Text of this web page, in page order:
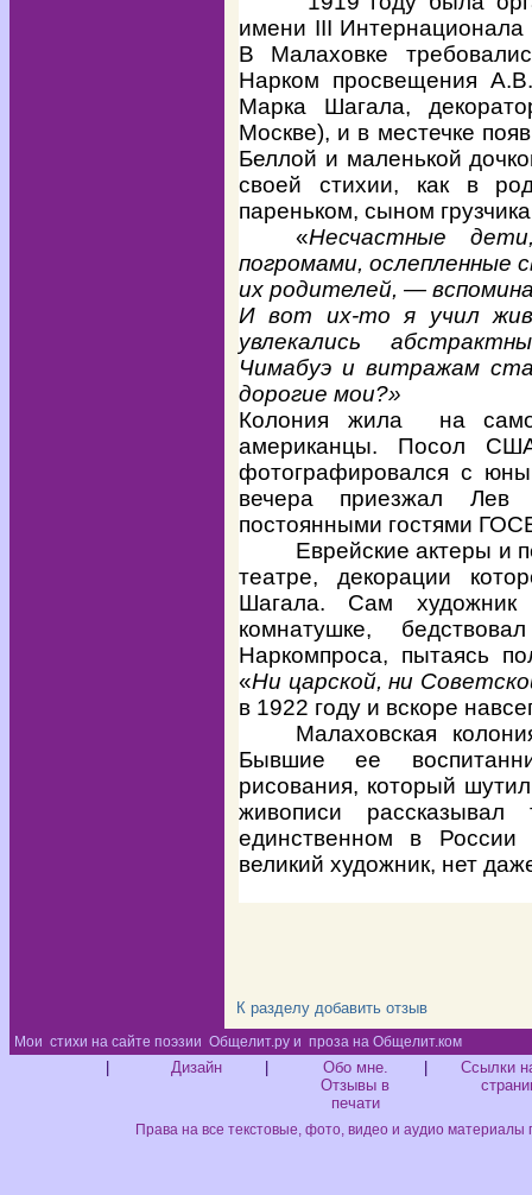
имени III Интернационала
В Малаховке
Нарком просвещения
Марка Шагала,
Москве), и в местечке
Беллой и маленькой
своей стихии, как в
пареньком, сыном
«Несчастные
погромами, ослепленные
их родителей, —
И вот их-то я учил
увлекались
Чимабуэ и витражам
дорогие мои?»
Колония жила на
американцы. Посол
фотографировался с
вечера приезжал Лев
постоянными гостями
Еврейские актеры и
театре, декорации
Шагала. Сам
комнатушке,
Наркомпроса, пытаясь
«Ни царской, ни
в 1922 году и вскоре
Малаховская
Бывшие ее
рисования, который
живописи
единственном в
великий художник, нет
К разделу добавить отзыв
Мои стихи на сайте поэзии Общелит.ру и проза на Общелит.ком
Дизайн
Обо мне.
Отзывы в
печати
Ссылки
Права на все текстовые, фото, видео и аудио